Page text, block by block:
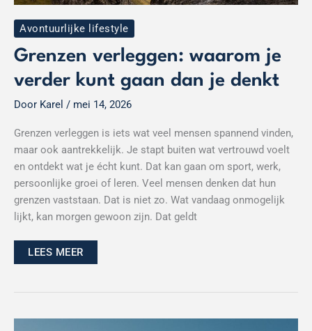
Avontuurlijke lifestyle
Grenzen verleggen: waarom je
verder kunt gaan dan je denkt
Door Karel / mei 14, 2026
Grenzen verleggen is iets wat veel mensen spannend vinden,
maar ook aantrekkelijk. Je stapt buiten wat vertrouwd voelt
en ontdekt wat je écht kunt. Dat kan gaan om sport, werk,
persoonlijke groei of leren. Veel mensen denken dat hun
grenzen vaststaan. Dat is niet zo. Wat vandaag onmogelijk
lijkt, kan morgen gewoon zijn. Dat geldt
LEES MEER
Nationale